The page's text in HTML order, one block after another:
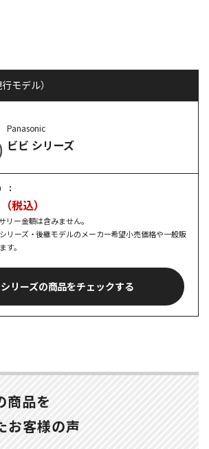
モデル）
Panasonic
ビビ シリーズ
：
税込）
ー金額は含みません。
リーズ・後継モデルのメーカー希望小売価格や一般販
す。
リーズの商品をチェックする
商品を
お客様の声